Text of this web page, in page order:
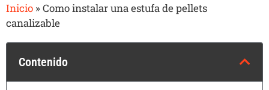
Inicio »Como instalar una estufa de pellets
canalizable
Contenido